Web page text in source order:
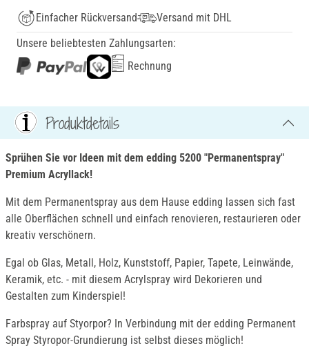
Einfacher Rückversand
Versand mit DHL
Unsere beliebtesten Zahlungsarten:
Rechnung
Produktdetails
Sprühen Sie vor Ideen mit dem edding 5200 "Permanentspray"
Premium Acryllack!
Mit dem Permanentspray aus dem Hause edding lassen sich fast
alle Oberflächen schnell und einfach renovieren, restaurieren oder
kreativ verschönern.
Egal ob Glas, Metall, Holz, Kunststoff, Papier, Tapete, Leinwände,
Keramik, etc. - mit diesem Acrylspray wird Dekorieren und
Gestalten zum Kinderspiel!
Farbspray auf Styorpor? In Verbindung mit der edding Permanent
Spray Styropor-Grundierung ist selbst dieses möglich!